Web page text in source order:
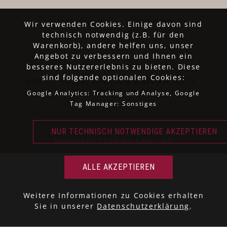
SORTIMENT
ÜBER UNS
SITEMAP
PRIVATSPHÄRE & DATENSCHUTZ
IMPRESSUM
Copyright 2026 by Käfer AG
Wir verwenden Cookies. Einige davon sind
technisch notwendig (z.B. für den
Warenkorb), andere helfen uns, unser
Angebot zu verbessern und Ihnen ein
besseres Nutzererlebnis zu bieten. Diese
sind folgende optionalen Cookies:
Google Analytics: Tracking und Analyse, Google
Tag Manager: Sonstiges
Weitere Informationen zu Cookies erhalten
Sie in unserer Datenschutzerklärung.